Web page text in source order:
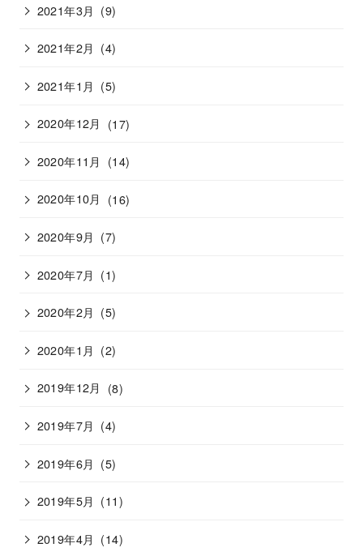
2021年3月 (9)
2021年2月 (4)
2021年1月 (5)
2020年12月 (17)
2020年11月 (14)
2020年10月 (16)
2020年9月 (7)
2020年7月 (1)
2020年2月 (5)
2020年1月 (2)
2019年12月 (8)
2019年7月 (4)
2019年6月 (5)
2019年5月 (11)
2019年4月 (14)